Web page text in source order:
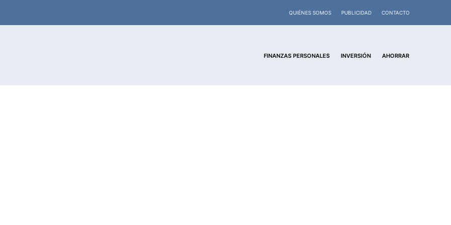
QUIÉNES SOMOS PUBLICIDAD CONTACTO
FINANZAS PERSONALES INVERSIÓN AHORRAR